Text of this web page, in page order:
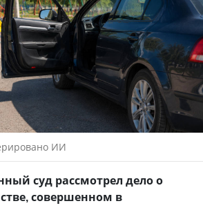
ИИ
суд рассмотрел дело о
совершенном в